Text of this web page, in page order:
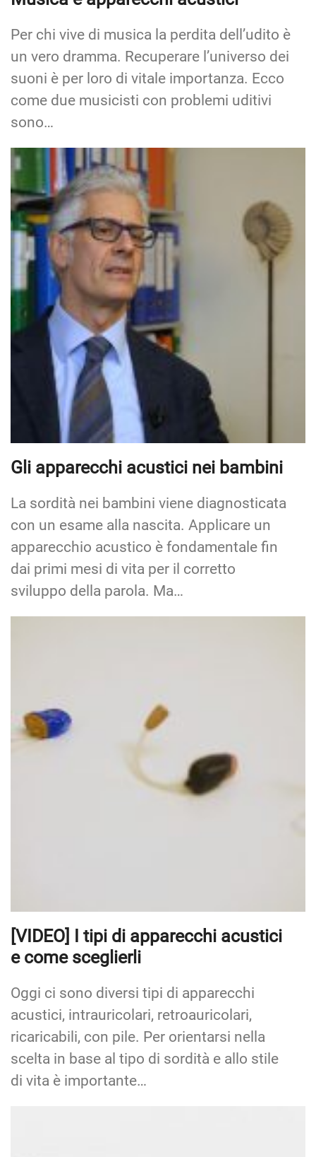
Per chi vive di musica la perdita dell’udito è
un vero dramma. Recuperare l’universo dei
suoni è per loro di vitale importanza. Ecco
come due musicisti con problemi uditivi
sono…
Gli apparecchi acustici nei bambini
La sordità nei bambini viene diagnosticata
con un esame alla nascita. Applicare un
apparecchio acustico è fondamentale fin
dai primi mesi di vita per il corretto
sviluppo della parola. Ma…
[VIDEO] I tipi di apparecchi acustici
e come sceglierli
Oggi ci sono diversi tipi di apparecchi
acustici, intrauricolari, retroauricolari,
ricaricabili, con pile. Per orientarsi nella
scelta in base al tipo di sordità e allo stile
di vita è importante…